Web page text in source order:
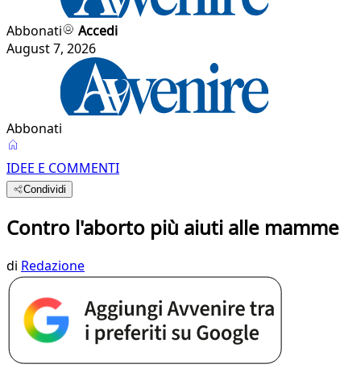
Abbonati
Accedi
August 7, 2026
Abbonati
IDEE E COMMENTI
Condividi
Contro l'aborto più aiuti alle mamme
di Redazione